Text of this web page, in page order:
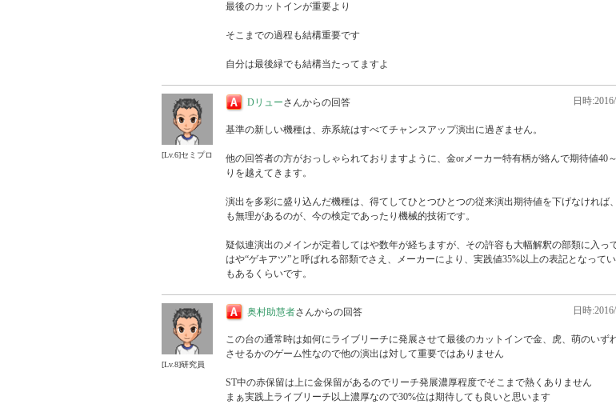
最後のカットインが重要より
そこまでの過程も結構重要です
自分は最後緑でも結構当たってますよ
[Lv.6]セミプロ
Dリューさんからの回答 日時
基準の新しい機種は、赤系統はすべてチャンスアップ演出に過ぎません。
他の回答者の方がおっしゃられておりますように、金orメーカー特有柄が絡んで期待値40
りを越えてきます。
演出を多彩に盛り込んだ機種は、得てしてひとつひとつの従来演出期待値を下げなければ
も無理があるのが、今の検定であったり機械的技術です。
疑似連演出のメインが定着してはや数年が経ちますが、その許容も大幅解釈の部類に入っ
はや“ゲキアツ”と呼ばれる部類でさえ、メーカーにより、実践値35%以上の表記となって
もあるくらいです。
[Lv.8]研究員
奥村助慧者さんからの回答 日時
この台の通常時は如何にライブリーチに発展させて最後のカットインで金、虎、萌のいず
させるかのゲーム性なので他の演出は対して重要ではありません
ST中の赤保留は上に金保留があるのでリーチ発展濃厚程度でそこまで熱くありません
まぁ実践上ライブリーチ以上濃厚なので30%位は期待しても良いと思います